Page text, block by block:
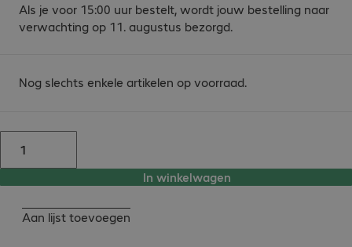
Als je voor 15:00 uur bestelt, wordt jouw bestelling naar
verwachting op 11. augustus bezorgd.
Nog slechts enkele artikelen op voorraad.
In winkelwagen
Aan lijst toevoegen